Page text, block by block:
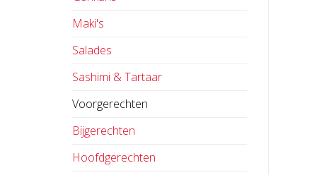
Maki's
Salades
Sashimi & Tartaar
Voorgerechten
Bijgerechten
Hoofdgerechten